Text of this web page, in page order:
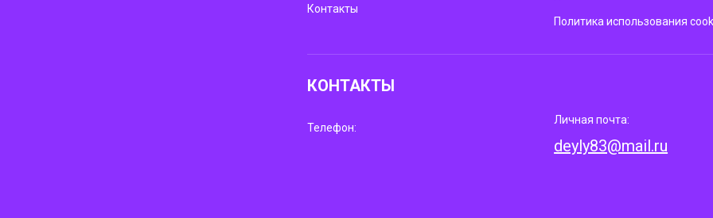
Контакты
Политика использования
КОНТАКТЫ
Телефон:
Личная почта:
deyly83@mail.ru